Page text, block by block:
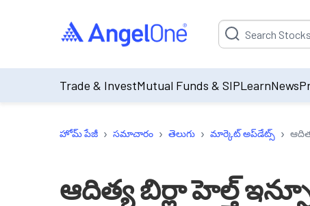
Suggestion will be
Trade & InvestMutual Funds & SIPLearnNews
హోమ్ పేజీ › సమాచారం › తెలుగు › మార్కెట్ అప్‌డేట్స్ ›
ఆదిత్య బిర్లా హెల్త్